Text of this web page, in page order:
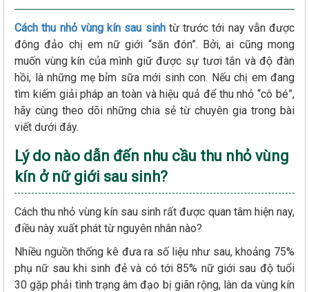
Cách thu nhỏ vùng kín sau sinhtừ trước tới nay vẫn được
đông đảo chị em nữ giới “săn đón”. Bởi, ai cũng mong
muốn vùng kín của mình giữ được sự tươi tắn và độ đàn
hồi, là những mẹ bỉm sữa mới sinh con. Nếu chị em đang
tìm kiếm giải pháp an toàn và hiệu quả để thu nhỏ “cô bé”,
hãy cùng theo dõi những chia sẻ từ chuyên gia trong bài
viết dưới đây.
Lý do nào dẫn đến nhu cầu thu nhỏ vùng
kín ở nữ giới sau sinh?
Cách thu nhỏ vùng kín sau sinh rất được quan tâm hiện nay,
điều này xuất phát từ nguyên nhân nào?
Nhiều nguồn thống kê đưa ra số liệu như sau, khoảng 75%
phụ nữ sau khi sinh đẻ và có tới 85% nữ giới sau độ tuổi
30 gặp phải tình trạng âm đạo bị giãn rộng, làn da vùng kín